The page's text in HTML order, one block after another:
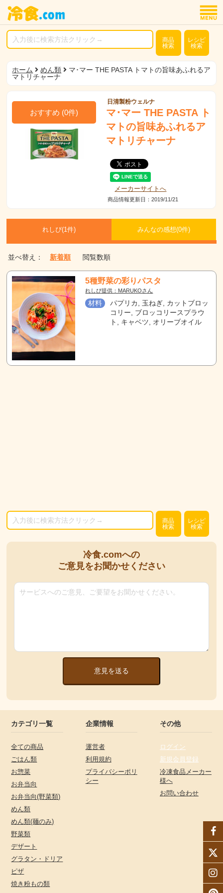
商品
検索
レシピ
検索
ホーム めん類
マ･マー THE PASTA トマトの旨味あふれるア
マトリチャーナ
おすすめ (0件)
日清製粉ウェルナ
マ･マー THE PASTA ト
マトの旨味あふれるア
マトリチャーナ
メーカーサイトへ
商品情報更新日：2019/11/21
れしぴ(1件) みんなの感想(0件)
並べ替え： 新着順 閲覧数順
5種野菜の彩りパスタ
れしぴ提供：MARUKOさん
材料
パプリカ, 玉ねぎ, カットブロッ
コリー, ブロッコリースプラウ
ト, キャベツ, オリーブオイル
商品
検索
レシピ
検索
冷食.comへの
ご意見をお聞かせください
意見を送る
カテゴリ一覧
全ての商品
ごはん類
お惣菜
お弁当向
お弁当向(野菜類)
めん類
めん類(麺のみ)
野菜類
デザート
グラタン・ドリア
ピザ
焼き粉もの類
企業情報
運営者
利用規約
プライバシーポリ
シー
その他
ログイン
新規会員登録
冷凍食品メーカー
様へ
お問い合わせ